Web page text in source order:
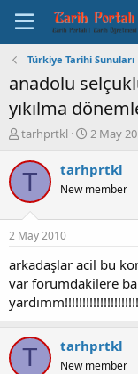
Türkiye Tarihi Sunuları
anadolu
yıkılma
K
n
u
u
b
a
l
a
t
a
tarhprtkl
B
ş
l
a
ç
t
a
r
i
h
i
2 May
T tarhprtkl
New member
2 May 2010
arkadaşlar acil bu
var forumdakilere
T tarhprtkl
New member